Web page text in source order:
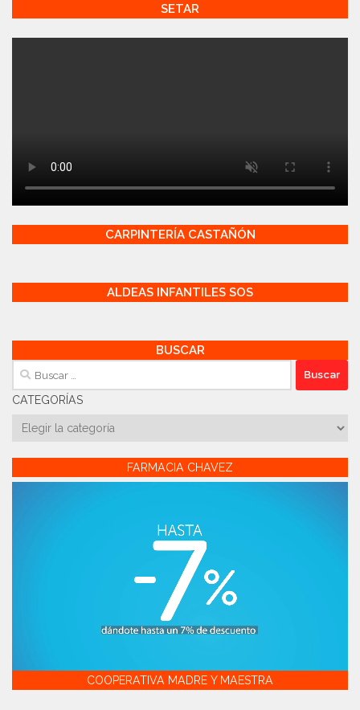
SETAR
CARPINTERÍA CASTAÑÓN
ALDEAS INFANTILES SOS
BUSCAR
Buscar:
CATEGORÍAS
Categorías
FARMACIA CHAVEZ
COOPERATIVA MADRE Y MAESTRA